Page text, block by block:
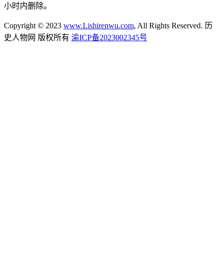
小时内删除。
Copyright © 2023 www.Lishirenwu.com, All Rights Reserved. 历
史人物网 版权所有 渝ICP备2023002345号